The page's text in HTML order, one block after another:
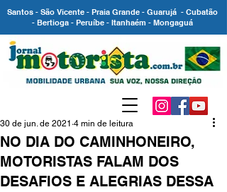
Santos - São Vicente - Praia Grande - Guarujá - Cubatão
- Bertioga - Peruíbe - Itanhaém - Mongaguá
NO DIA DO CAMINHONEIRO,
MOTORISTAS FALAM DOS
DESAFIOS E ALEGRIAS DESSA
30 de jun. de 2021 4 min de leitura